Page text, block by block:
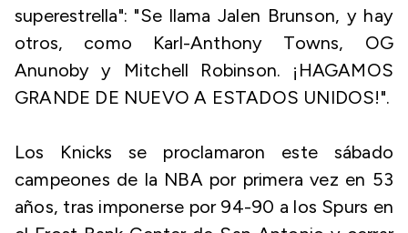
superestrella": "Se llama Jalen Brunson, y hay
otros, como Karl-Anthony Towns, OG
Anunoby y Mitchell Robinson. ¡HAGAMOS
GRANDE DE NUEVO A ESTADOS UNIDOS!".
Los Knicks se proclamaron este sábado
campeones de la NBA por primera vez en 53
años, tras imponerse por 94-90 a los Spurs en